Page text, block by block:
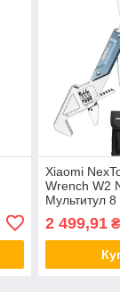
Xiaomi
Wrench W2
Мультитул 8
2 499,91₴